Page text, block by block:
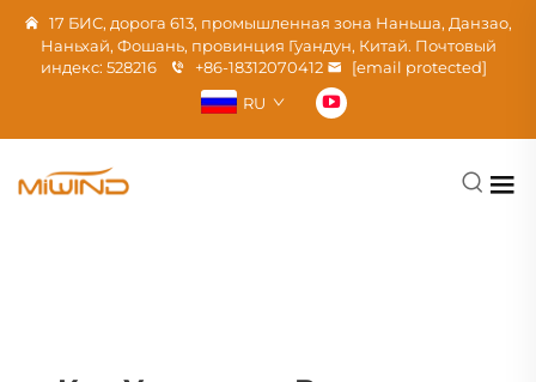
17 БИС, дорога 613, промышленная зона Наньша, Данзао,
Наньхай, Фошань, провинция Гуандун, Китай. Почтовый
индекс: 528216
+86-18312070412
[email protected]
RU